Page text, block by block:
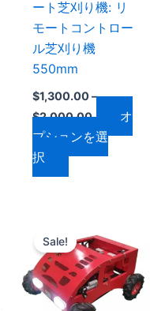
ート芝刈り機: リ
モートコントロー
ル芝刈り機
550mm
$1,300.00–
$2,000.00
オ
プションを選
択
リ
エ
ー
シ
ョ
ン
が
あ
り
オ
プ
シ
ョ
Sale!
格
帯:
$1,050.00
–
$1,700.00
の
商
品
に